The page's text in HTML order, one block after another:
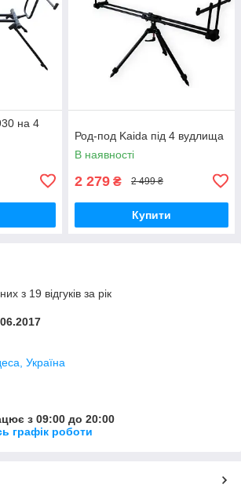
на 4
Род-под Kaida під 4 вудлища
В наявності
2 279 ₴ 2 499 ₴
Купити
з 19 відгуків за рік
Україна
з 09:00 до 20:00
графік роботи